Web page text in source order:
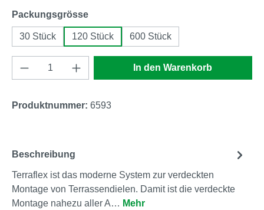
Packungsgrösseauswählen
30 Stück 120 Stück 600 Stück
Produkt Anzahl: Gib den gewünschten
In den Warenkorb
Produktnummer: 6593
Beschreibung
Terraflex ist das moderne System zur verdeckten
Montage von Terrassendielen. Damit ist die verdeckte
Montage nahezu aller A… Mehr